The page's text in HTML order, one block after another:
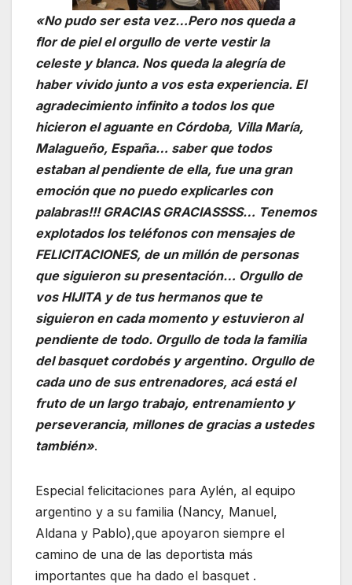
«No pudo ser esta vez…Pero nos queda a
flor de piel el orgullo de verte vestir la
celeste y blanca. Nos queda la alegría de
haber vivido junto a vos esta experiencia. El
agradecimiento infinito a todos los que
hicieron el aguante en Córdoba, Villa María,
Malagueño, España… saber que todos
estaban al pendiente de ella, fue una gran
emoción que no puedo explicarles con
palabras!!! GRACIAS GRACIASSSS… Tenemos
explotados los teléfonos con mensajes de
FELICITACIONES, de un millón de personas
que siguieron su presentación… Orgullo de
vos HIJITA y de tus hermanos que te
siguieron en cada momento y estuvieron al
pendiente de todo. Orgullo de toda la familia
del basquet cordobés y argentino. Orgullo de
cada uno de sus entrenadores, acá está el
fruto de un largo trabajo, entrenamiento y
perseverancia, millones de gracias a ustedes
también».
Especial felicitaciones para Aylén, al equipo
argentino y a su familia (Nancy, Manuel,
Aldana y Pablo),que apoyaron siempre el
camino de una de las deportista más
importantes que ha dado el basquet .